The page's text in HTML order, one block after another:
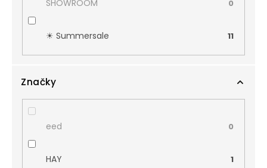
SHOWROOM 0
☀︎ Summersale 11
Značky
eed 0
HAY 1